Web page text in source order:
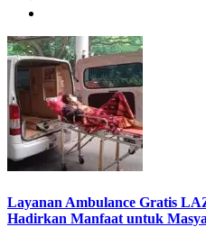
Layanan Ambulance Gratis
Hadirkan Manfaat untuk